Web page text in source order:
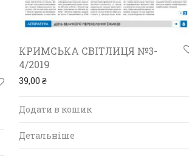
КРИМСЬКА СВІТЛИЦЯ №3-
4/2019
39,00 ₴
Додати в кошик
Детальніше